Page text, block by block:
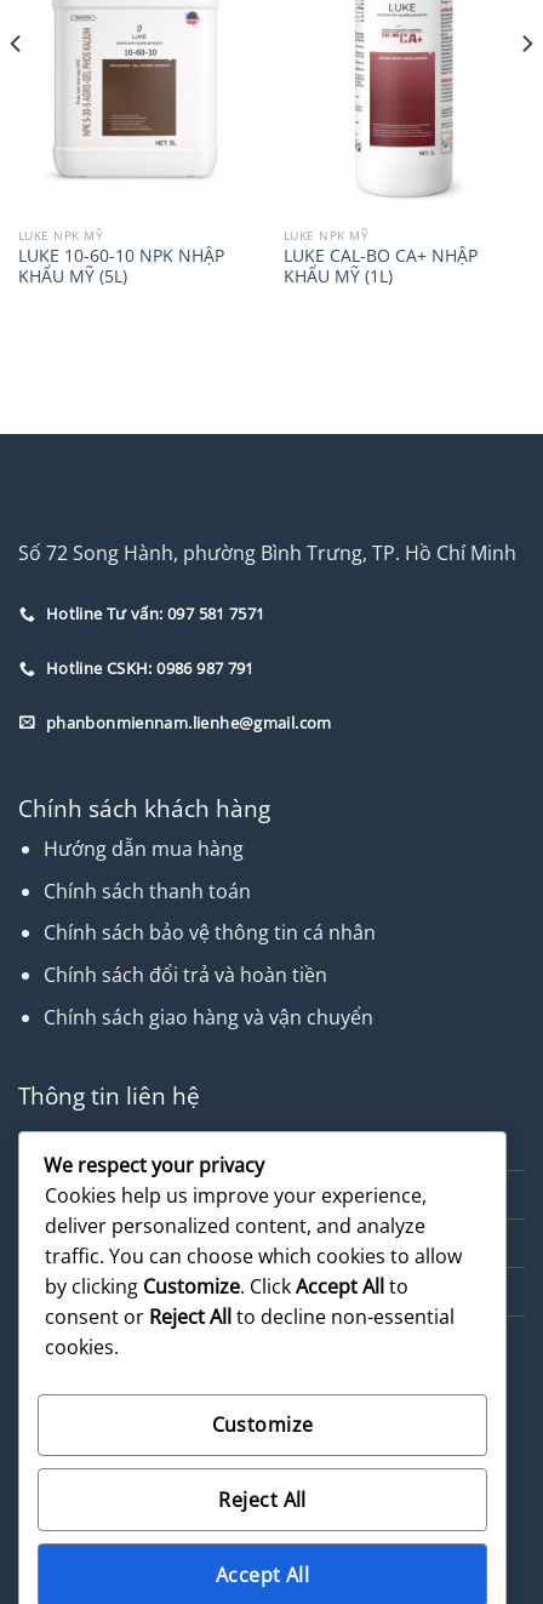
LUKE NPK MỸ
LUKE 10-60-10 NPK NHẬP
KHẨU MỸ (5L)
LUKE NPK MỸ
LUKE CAL-BO CA+ NHẬP
KHẨU MỸ (1L)
Số 72 Song Hành, phường Bình Trưng, TP. Hồ Chí Minh
Hotline Tư vấn: 097 581 7571
Hotline CSKH: 0986 987 791
phanbonmiennam.lienhe@gmail.com
Chính sách khách hàng
Hướng dẫn mua hàng
Chính sách thanh toán
Chính sách bảo vệ thông tin cá nhân
Chính sách đổi trả và hoàn tiền
Chính sách giao hàng và vận chuyển
Thông tin liên hệ
Dịch vụ
Cẩm nang
Sản phẩm
©
2026 UX Themes
Terms Privacy Cookies
We respect your privacy
Cookies help us improve your experience,
deliver personalized content, and analyze
traffic. You can choose which cookies to allow
by clicking Customize. ClickAccept Allto
consent or Reject Allto decline non-essential
cookies.
Customize
Reject All
Accept All